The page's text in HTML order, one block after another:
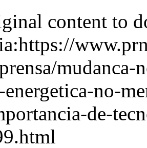
content to
https://
no-
de-